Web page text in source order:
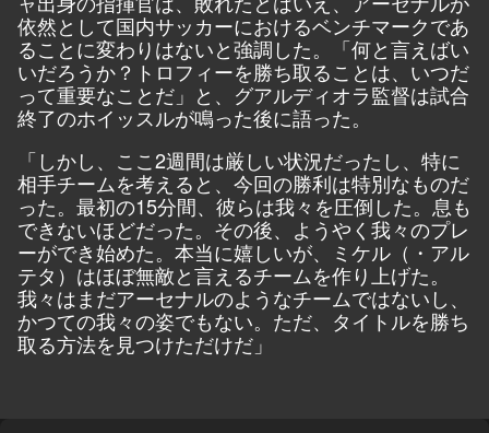
依然として国内サッカーにおけるベンチマークであ
ることに変わりはないと強調した。「何と言えばい
いだろうか？トロフィーを勝ち取ることは、いつだ
って重要なことだ」と、グアルディオラ監督は試合
終了のホイッスルが鳴った後に語った。
「しかし、ここ2週間は厳しい状況だったし、特に
相手チームを考えると、今回の勝利は特別なものだ
った。最初の15分間、彼らは我々を圧倒した。息も
できないほどだった。その後、ようやく我々のプレ
ーができ始めた。本当に嬉しいが、ミケル（・アル
テタ）はほぼ無敵と言えるチームを作り上げた。
我々はまだアーセナルのようなチームではないし、
かつての我々の姿でもない。ただ、タイトルを勝ち
取る方法を見つけただけだ」